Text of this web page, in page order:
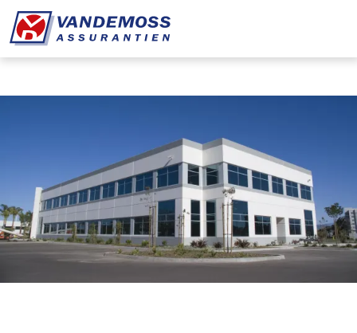
Overslaan en naar de inhoud gaan